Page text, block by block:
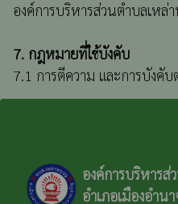
องค์การบริหารส่วนตำบลเหล่
7. กฎหมายที่ใช้บังคับ
7.1 การตีความ และการบังคั
องค์การบริหารส่
อำเภอเมืองอำน